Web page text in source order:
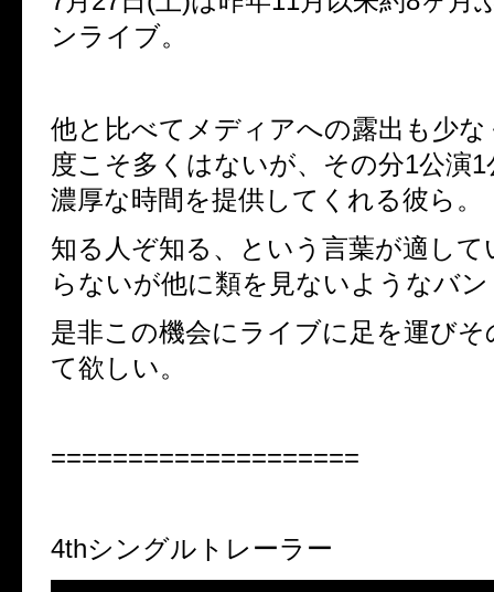
ンライブ。
他と比べてメディアへの露出も少
度こそ多くはないが、その分1公演
濃厚な時間を提供してくれる彼ら。
知る人ぞ知る、という言葉が適し
らないが他に類を見ないようなバ
是非この機会にライブに足を運びそ
て欲しい。
====================
4thシングルトレーラー